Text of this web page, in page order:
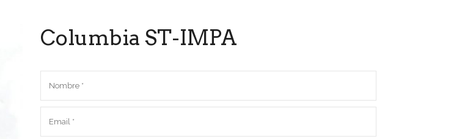
Columbia ST-IMPA